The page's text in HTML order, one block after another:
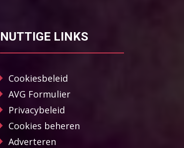
NUTTIGE LINKS
Cookiesbeleid
AVG Formulier
Privacybeleid
Cookies beheren
Adverteren